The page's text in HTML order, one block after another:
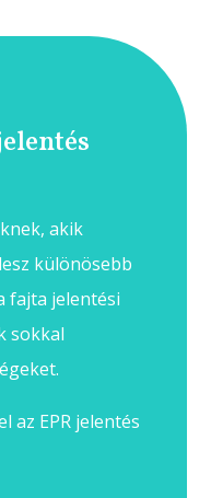
akik
különösebb
fajta jelentési
sokkal
az EPR jelentés